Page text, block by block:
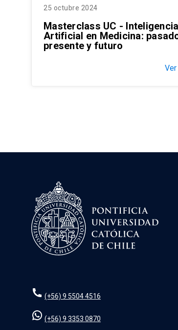
25 octubre 2024
Masterclass UC - Inteligencia
Artificial en Medicina:
presente y futuro
(+56) 9 5504 4516
(+56) 9 3353 0870